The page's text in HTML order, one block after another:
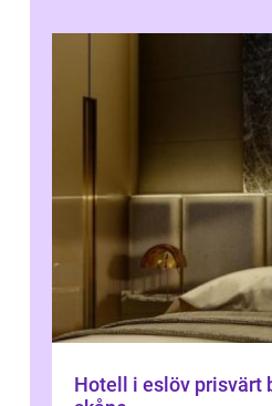
Hotell i eslöv prisvärt boende mitt i